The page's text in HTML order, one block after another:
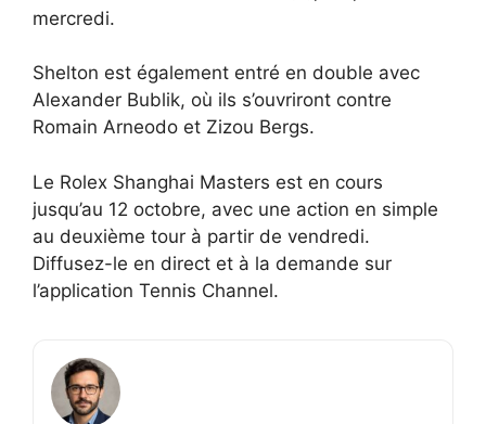
mercredi.
Shelton est également entré en double avec
Alexander Bublik, où ils s’ouvriront contre
Romain Arneodo et Zizou Bergs.
Le Rolex Shanghai Masters est en cours
jusqu’au 12 octobre, avec une action en simple
au deuxième tour à partir de vendredi.
Diffusez-le en direct et à la demande sur
l’application Tennis Channel.